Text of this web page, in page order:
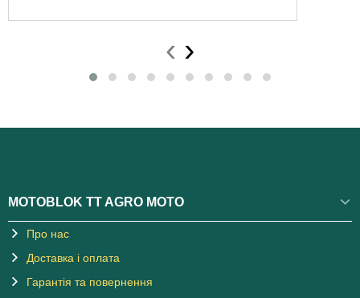
‹ ›
MOTOBLOK TT AGRO MOTO
Про нас
Доставка і оплата
Гарантія та повернення